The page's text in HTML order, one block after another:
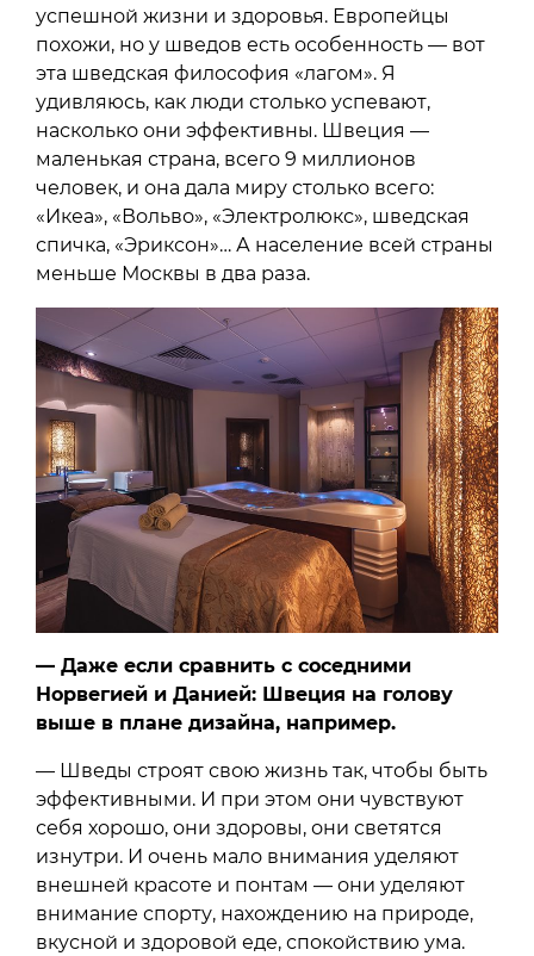
успешной жизни и здоровья. Европейцы
похожи, но у шведов есть особенность — вот
эта шведская философия «лагом». Я
удивляюсь, как люди столько успевают,
насколько они эффективны. Швеция —
маленькая страна, всего 9 миллионов
человек, и она дала миру столько всего:
«Икеа», «Вольво», «Электролюкс», шведская
спичка, «Эриксон»… А население всей страны
меньше Москвы в два раза.
— Даже если сравнить с соседними
Норвегией и Данией: Швеция на голову
выше в плане дизайна, например.
— Шведы строят свою жизнь так, чтобы быть
эффективными. И при этом они чувствуют
себя хорошо, они здоровы, они светятся
изнутри. И очень мало внимания уделяют
внешней красоте и понтам — они уделяют
внимание спорту, нахождению на природе,
вкусной и здоровой еде, спокойствию ума.